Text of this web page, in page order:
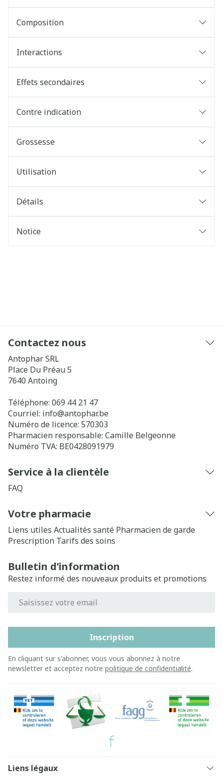
Composition
Interactions
Effets secondaires
Contre indication
Grossesse
Utilisation
Détails
Notice
Contactez nous
Antophar SRL
Place Du Préau 5
7640 Antoing
Téléphone: 069 44 21 47
Courriel: info@antophar.be
Numéro de licence: 570303
Pharmacien responsable: Camille Belgeonne
Numéro TVA: BE0428091979
Service à la clientèle
FAQ
Votre pharmacie
Liens utiles Actualités santé Pharmacien de garde
Prescription Tarifs des soins
Bulletin d’information
Restez informé des nouveaux produits et promotions
Inscription
En cliquant sur s'abonner, vous vous abonnez à notre
newsletter et acceptez notre politique de confidentialité.
Liens légaux